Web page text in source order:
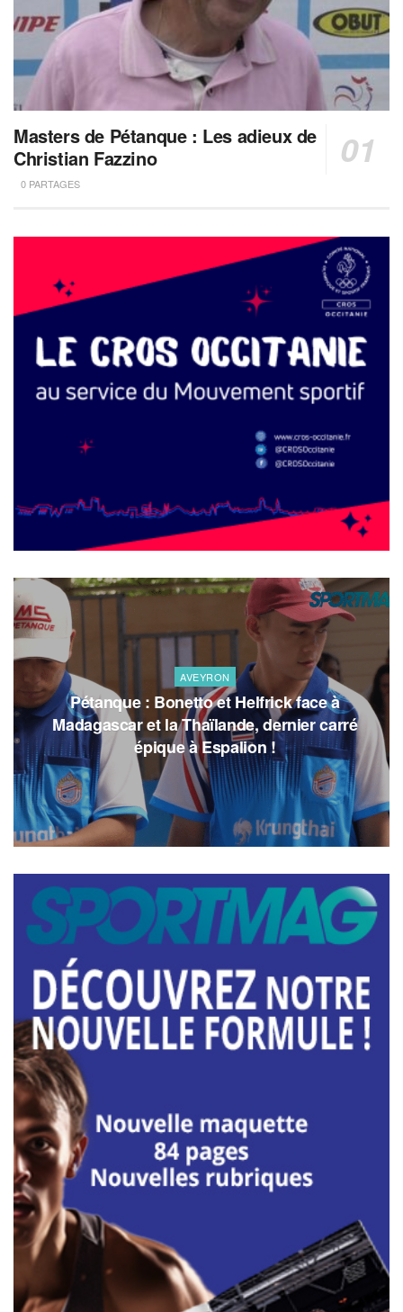
Masters de Pétanque : Les adieux de
Christian Fazzino
0 PARTAGES
AVEYRON
Pétanque : Bonetto et Helfrick face à
Madagascar et la Thaïlande, dernier carré
épique à Espalion !